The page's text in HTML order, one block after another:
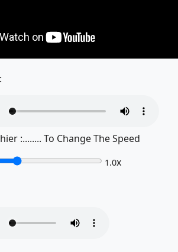
:........ To Change The Speed
1.0x